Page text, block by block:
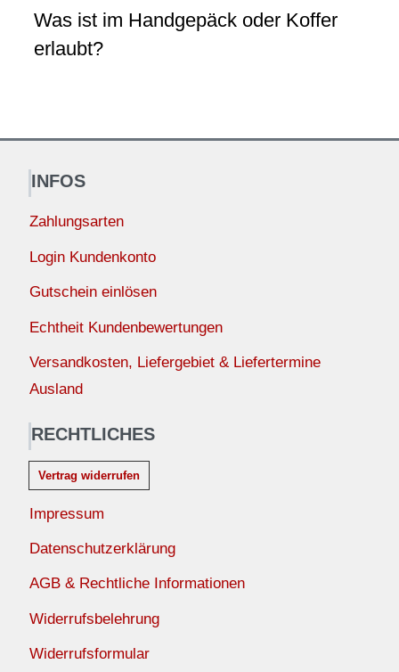
Was ist im Handgepäck oder Koffer
erlaubt?
INFOS
Zahlungsarten
Login Kundenkonto
Gutschein einlösen
Echtheit Kundenbewertungen
Versandkosten, Liefergebiet & Liefertermine
Ausland
RECHTLICHES
Vertrag widerrufen
Impressum
Datenschutzerklärung
AGB & Rechtliche Informationen
Widerrufsbelehrung
Widerrufsformular